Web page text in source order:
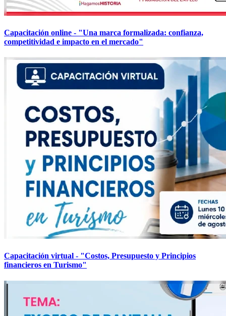
Capacitación online - "Una marca formalizada: confianza,
competitividad e impacto en el mercado"
Capacitación virtual - "Costos, Presupuesto y Principios
financieros en Turismo"